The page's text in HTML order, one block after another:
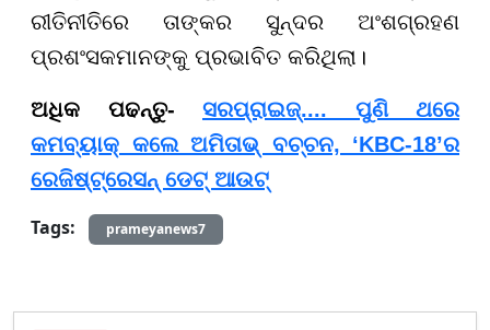
ରୀତିନୀତିରେ ତାଙ୍କର ସୁନ୍ଦର ଅଂଶଗ୍ରହଣ
ପ୍ରଶଂସକମାନଙ୍କୁ ପ୍ରଭାବିତ କରିଥିଲା।
ଅଧିକ ପଢନ୍ତୁ- ସରପ୍ରାଇଜ୍.... ପୁଣି ଥରେ
କମବ୍ୟାକ୍‌ କଲେ ଅମିତାଭ୍‌ ବଚ୍ଚନ, ‘KBC-18’ର
ରେଜିଷ୍ଟ୍ରେସନ୍ ଡେଟ୍ ଆଉଟ୍
Tags:
prameyanews7